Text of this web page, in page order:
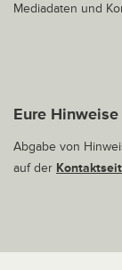
Mediadaten und
Eure Hinweise
Abgabe von
auf der